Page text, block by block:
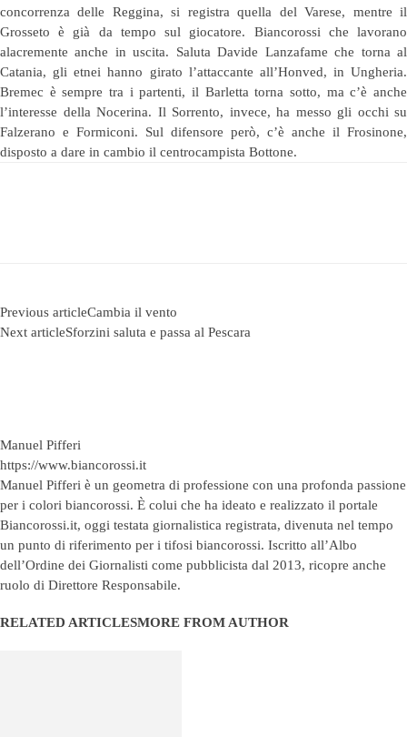
concorrenza delle Reggina, si registra quella del Varese, mentre il
Grosseto è già da tempo sul giocatore. Biancorossi che lavorano
alacremente anche in uscita. Saluta Davide Lanzafame che torna al
Catania, gli etnei hanno girato l’attaccante all’Honved, in Ungheria.
Bremec è sempre tra i partenti, il Barletta torna sotto, ma c’è anche
l’interesse della Nocerina. Il Sorrento, invece, ha messo gli occhi su
Falzerano e Formiconi. Sul difensore però, c’è anche il Frosinone,
disposto a dare in cambio il centrocampista Bottone.
Previous articleCambia il vento
Next articleSforzini saluta e passa al Pescara
Manuel Pifferi
https://www.biancorossi.it
Manuel Pifferi è un geometra di professione con una profonda passione
per i colori biancorossi. È colui che ha ideato e realizzato il portale
Biancorossi.it, oggi testata giornalistica registrata, divenuta nel tempo
un punto di riferimento per i tifosi biancorossi. Iscritto all’Albo
dell’Ordine dei Giornalisti come pubblicista dal 2013, ricopre anche
ruolo di Direttore Responsabile.
RELATED ARTICLESMORE FROM AUTHOR